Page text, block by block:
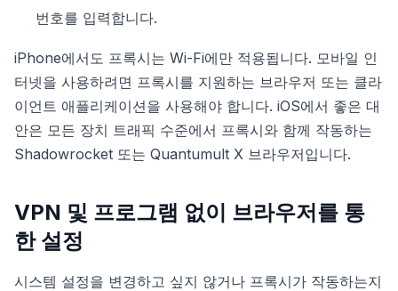
번호를 입력합니다.
iPhone에서도 프록시는 Wi-Fi에만 적용됩니다. 모바일 인
터넷을 사용하려면 프록시를 지원하는 브라우저 또는 클라
이언트 애플리케이션을 사용해야 합니다. iOS에서 좋은 대
안은 모든 장치 트래픽 수준에서 프록시와 함께 작동하는
Shadowrocket 또는 Quantumult X 브라우저입니다.
VPN 및 프로그램 없이 브라우저를 통
한 설정
시스템 설정을 변경하고 싶지 않거나 프록시가 작동하는지